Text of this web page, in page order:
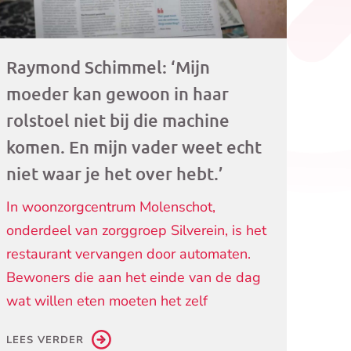
Raymond Schimmel: ‘Mijn
moeder kan gewoon in haar
rolstoel niet bij die machine
komen. En mijn vader weet echt
niet waar je het over hebt.’
In woonzorgcentrum Molenschot,
onderdeel van zorggroep Silverein, is het
restaurant vervangen door automaten.
Bewoners die aan het einde van de dag
wat willen eten moeten het zelf
LEES VERDER